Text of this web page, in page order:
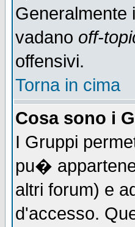
Generalmente
vadano off-
offensivi.
Torna in cima
Cosa sono i
I Gruppi
pu�
altri forum) e
d'accesso.